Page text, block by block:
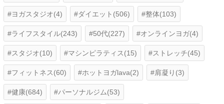
ヨガスタジオ(4) ダイエット(506) 整体(103)
ライフスタイル(243) 50代(227) オンラインヨガ(4)
スタジオ(10) マシンピラティス(15) ストレッチ(45)
フィットネス(60) ホットヨガlava(2) 肩凝り(3)
健康(684) パーソナルジム(53)